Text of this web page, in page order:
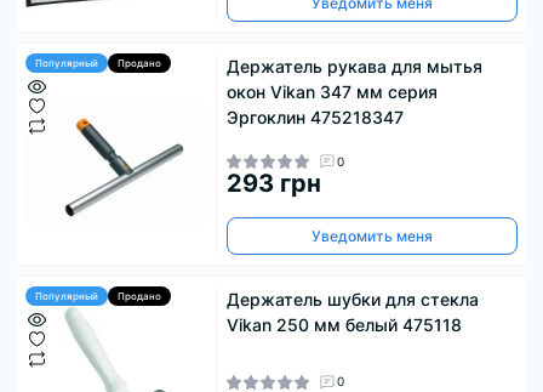
Популярный Продано
Держатель рукава для мытья
окон Vikan 347 мм серия
Эргоклин 475218347
0
293 грн
Уведомить меня
Популярный Продано
Держатель шубки для стекла
Vikan 250 мм белый 475118
0